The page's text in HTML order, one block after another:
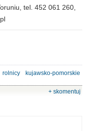
tel. 452 061 260,
rolnicy kujawsko-pomorskie
+ skomentuj